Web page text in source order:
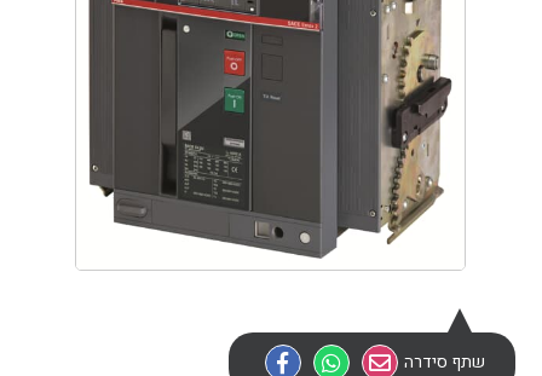
לכל מוצרי היצרן לכל מוצרי היצרן
לכל מוצרי היצרן
שתף סידרה